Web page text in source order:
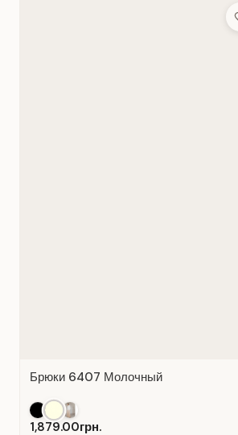
Брюки 6407 Молочный
1,879.00грн.